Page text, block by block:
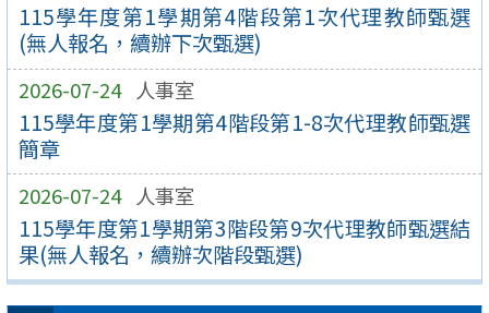
115學年度第1學期第4階段第1次代理教師甄選
(無人報名，續辦下次甄選)
2026-07-24 人事室
115學年度第1學期第4階段第1-8次代理教師甄選
簡章
2026-07-24 人事室
115學年度第1學期第3階段第9次代理教師甄選結
果(無人報名，續辦次階段甄選)